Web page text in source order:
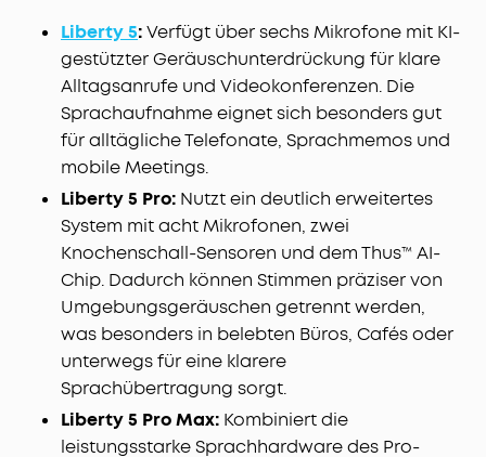
Liberty 5:Verfügt über sechs Mikrofone mit KI-
gestützter Geräuschunterdrückung für klare
Alltagsanrufe und Videokonferenzen. Die
Sprachaufnahme eignet sich besonders gut
für alltägliche Telefonate, Sprachmemos und
mobile Meetings.
Liberty 5 Pro: Nutzt ein deutlich erweitertes
System mit acht Mikrofonen, zwei
Knochenschall-Sensoren und dem Thus™ AI-
Chip. Dadurch können Stimmen präziser von
Umgebungsgeräuschen getrennt werden,
was besonders in belebten Büros, Cafés oder
unterwegs für eine klarere
Sprachübertragung sorgt.
Liberty 5 Pro Max: Kombiniert die
leistungsstarke Sprachhardware des Pro-